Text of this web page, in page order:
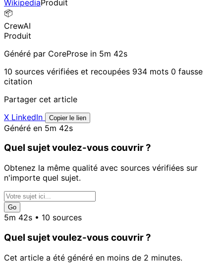
WikipediaProduit
📦
CrewAI
Produit
Généré par CoreProse in 5m 42s
10 sources vérifiées et recoupées 934 mots 0 fausse
citation
Partager cet article
X LinkedIn Copier le lien
Généré en 5m 42s
Quel sujet voulez-vous couvrir ?
Obtenez la même qualité avec sources vérifiées sur
n'importe quel sujet.
Go
5m 42s • 10 sources
Quel sujet voulez-vous couvrir ?
Cet article a été généré en moins de 2 minutes.